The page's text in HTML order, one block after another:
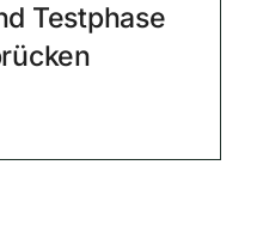
Testphase